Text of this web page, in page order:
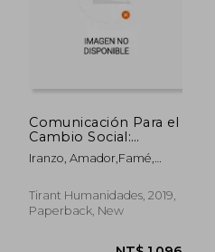
Comunicación Para el
Cambio Social:
Propuestas Para la
Acción (in Spanish)
Iranzo, Amador,Famé,
Tirant Humanidades, 2019,
Paperback, New